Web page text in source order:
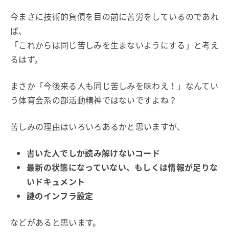
今まさに技術的負債を目の前に苦労をしているのであれ
ば、
「これからは同じ苦しみを生まないようにする」と考え
るはず。
まさか「今後来る人も同じ苦しみを味わえ！」なんてい
う体育会系の部活動精神ではないですよね？
苦しみの理由はいろいろあるかと思いますが、
書いた人でしか読み解けないコード
最新の状態になっていない、もしくは情報が足りな
いドキュメント
謎のインフラ設定
などがあると思います。